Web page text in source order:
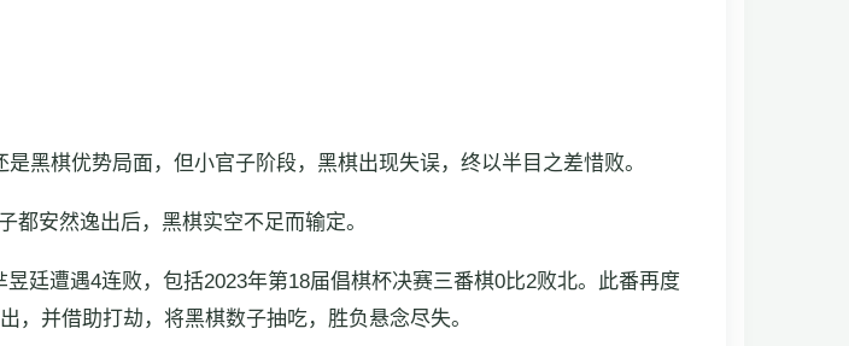
黑棋优势局面，但小官子阶段，黑棋出现失误，终以半目之差惜败。
安然逸出后，黑棋实空不足而输定。
廷遭遇4连败，包括2023年第18届倡棋杯决赛三番棋0比2败北。此番再度
并借助打劫，将黑棋数子抽吃，胜负悬念尽失。